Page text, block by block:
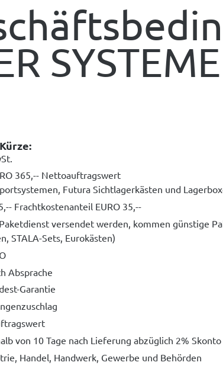
SYSTEME
365,-- Nettoauftragswert
Futura Sichtlagerkästen und
Frachtkostenanteil EURO 35,--
versendet werden, kommen günstige
STALA-Sets, Eurokästen)
Absprache
Garantie
von 10 Tage nach Lieferung abzüglich 2%
Handel, Handwerk, Gewerbe und Behörden